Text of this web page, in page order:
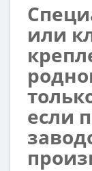
или
если